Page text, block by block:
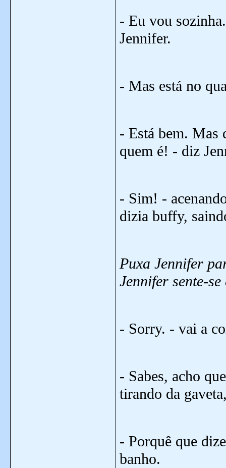
- Eu vou
Jennifer.
- Mas está no
- Está bem. Mas
quem é! - diz
- Sim! -
dizia buffy,
Puxa Jennifer
Jennifer sente-
- Sorry. - vai a
- Sabes, acho
tirando da
- Porquê que
banho.